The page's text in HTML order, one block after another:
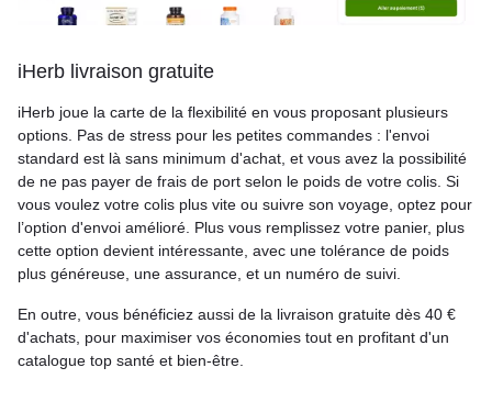
iHerb livraison gratuite
iHerb joue la carte de la flexibilité en vous proposant plusieurs
options. Pas de stress pour les petites commandes : l'envoi
standard est là sans minimum d'achat, et vous avez la possibilité
de ne pas payer de frais de port selon le poids de votre colis. Si
vous voulez votre colis plus vite ou suivre son voyage, optez pour
l’option d'envoi amélioré. Plus vous remplissez votre panier, plus
cette option devient intéressante, avec une tolérance de poids
plus généreuse, une assurance, et un numéro de suivi.
En outre, vous bénéficiez aussi de la livraison gratuite dès 40 €
d'achats, pour maximiser vos économies tout en profitant d'un
catalogue top santé et bien-être.